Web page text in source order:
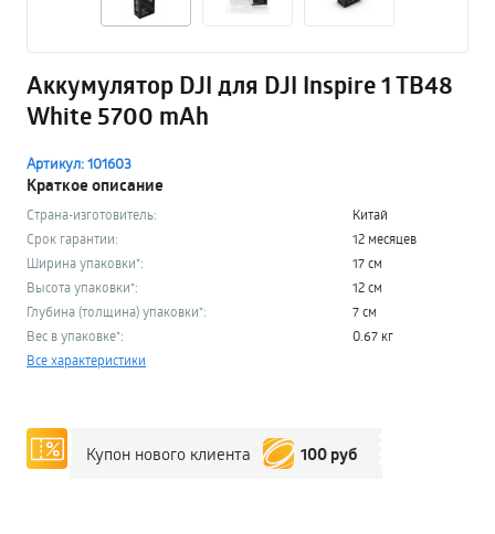
Аккумулятор DJI для DJI Inspire 1 TB48
White 5700 mAh
Артикул: 101603
Краткое описание
Страна-изготовитель:
Китай
Срок гарантии:
12 месяцев
Ширина упаковки*:
17 см
Высота упаковки*:
12 см
Глубина (толщина) упаковки*:
7 см
Вес в упаковке*:
0.67 кг
Все характеристики
Купон нового клиента 100 руб